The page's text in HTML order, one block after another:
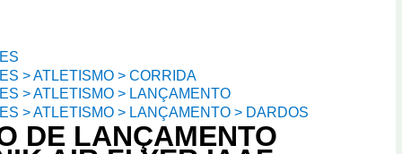
> ATLETISMO > CORRIDA
> ATLETISMO > LANÇAMENTO
> ATLETISMO > LANÇAMENTO > DARDOS
DE LANÇAMENTO